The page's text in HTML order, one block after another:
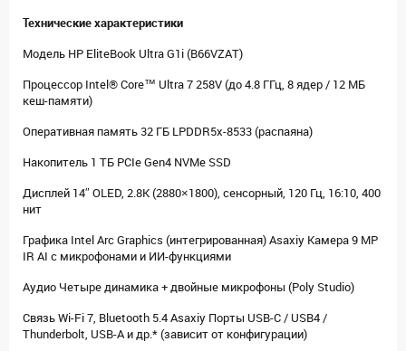
Технические характеристики
Модель HP EliteBook Ultra G1i (B66VZAT)
Процессор Intel® Core™ Ultra 7 258V (до 4.8 ГГц, 8 ядер / 12 МБ
кеш-памяти)
Оперативная память 32 ГБ LPDDR5x-8533 (распаяна)
Накопитель 1 ТБ PCIe Gen4 NVMe SSD
Дисплей 14″ OLED, 2.8K (2880×1800), сенсорный, 120 Гц, 16:10, 400
нит
Графика Intel Arc Graphics (интегрированная) Asaxiy Камера 9 MP
IR AI с микрофонами и ИИ-функциями
Аудио Четыре динамика + двойные микрофоны (Poly Studio)
Связь Wi-Fi 7, Bluetooth 5.4 Asaxiy Порты USB-C / USB4 /
Thunderbolt, USB-A и др.* (зависит от конфигурации)